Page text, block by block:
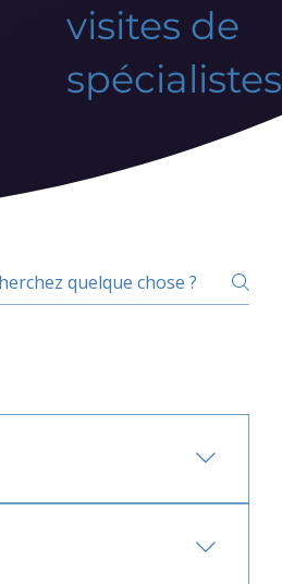
visites de
spécialistes